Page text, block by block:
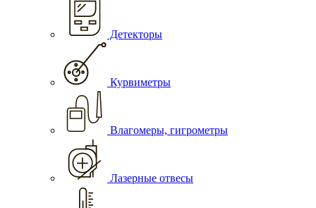
Детекторы
Курвиметры
Влагомеры, гигрометры
Лазерные отвесы